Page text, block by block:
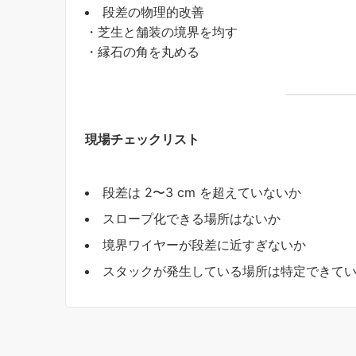
段差の物理的改善
・芝生と舗装の境界を均す
・縁石の角を丸める
現場チェックリスト
段差は 2〜3 cm を超えていないか
スロープ化できる場所はないか
境界ワイヤーが段差に近すぎないか
スタックが発生している場所は特定できて